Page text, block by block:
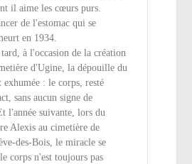
il aime les cœurs purs.
de l'estomac qui se
en 1934.
à l'occasion de la création
d'Ugine, la dépouille du
exhumée : le corps, resté
sans aucun signe de
l'année suivante, lors du
Alexis au cimetière de
des-Bois, le miracle se
corps n'est toujours pas